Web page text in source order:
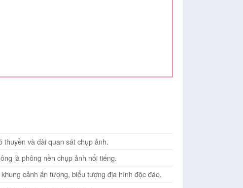
và đài quan sát chụp ảnh.
là phông nền chụp ảnh nổi tiếng.
cảnh ấn tượng, biểu tượng địa hình độc đáo.